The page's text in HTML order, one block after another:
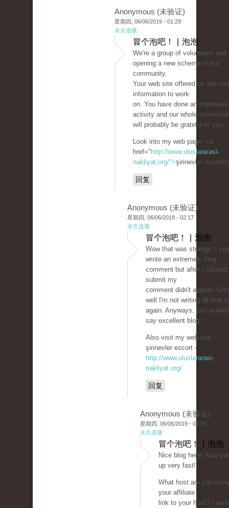
Anonymous (未验证)
星期四, 06/06/2019 - 01:29
永久连接
冒个泡吧！ | 泡泡
We're a group of volunteers and
opening a new scheme in our
community.
Your web site offered us with
information to work
on. You have done an
activity and our whole
will probably be grateful to you.
Look into my web page: <a
href=" http://www.uluslararasi-
nakliyat.org/">şirinevler
回复
Anonymous (未验证)
星期四, 06/06/2019 - 02:17
永久连接
冒个泡吧！ | 泡泡
Wow that was strange. I
wrote an extremely long
comment but after I clicked
submit my
comment didn't appear.
well I'm not writing all that
again. Anyways, just
say excellent blog!
Also visit my web-site ::
şirinevler escort -
http://www.uluslararasi-
nakliyat.org/
回复
Anonymous (未验证)
星期四, 06/06/2019 - 03:59
永久连接
冒个泡吧！ | 泡泡
Nice blog here! Also
up very fast!
What host are you
your affiliate
link to your host? I